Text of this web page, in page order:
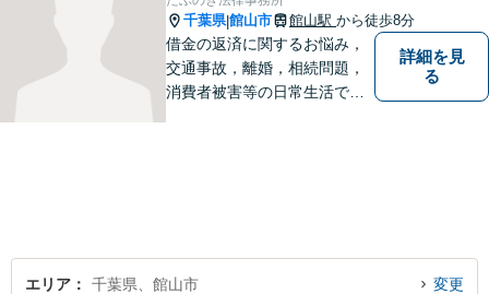
千葉県|館山市 館山駅 から徒歩8分
借金の返済に関するお悩み，
交通事故，離婚，相続問題，
消費者被害等の日常生活で生
詳細を見
る
エリア 千葉県、館山市 変更